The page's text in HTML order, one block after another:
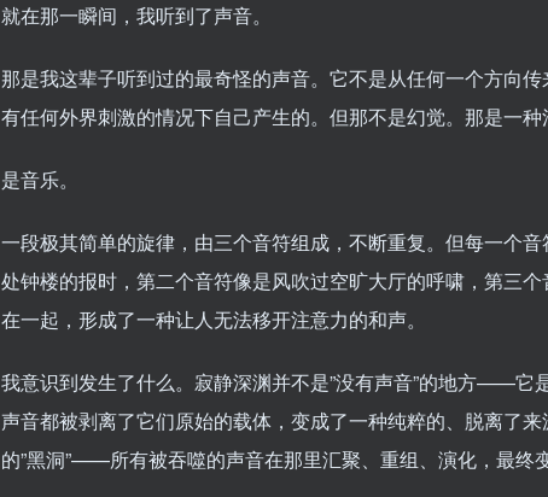
就在那一瞬间，我听到了声音。
那是我这辈子听到过的最奇怪的声音。它不是从任何一个方向
有任何外界刺激的情况下自己产生的。但那不是幻觉。那是一
是音乐。
一段极其简单的旋律，由三个音符组成，不断重复。但每一个
处钟楼的报时，第二个音符像是风吹过空旷大厅的呼啸，第三
在一起，形成了一种让人无法移开注意力的和声。
我意识到发生了什么。寂静深渊并不是”没有声音”的地方——它
声音都被剥离了它们原始的载体，变成了一种纯粹的、脱离了
的”黑洞”——所有被吞噬的声音在那里汇聚、重组、演化，最终